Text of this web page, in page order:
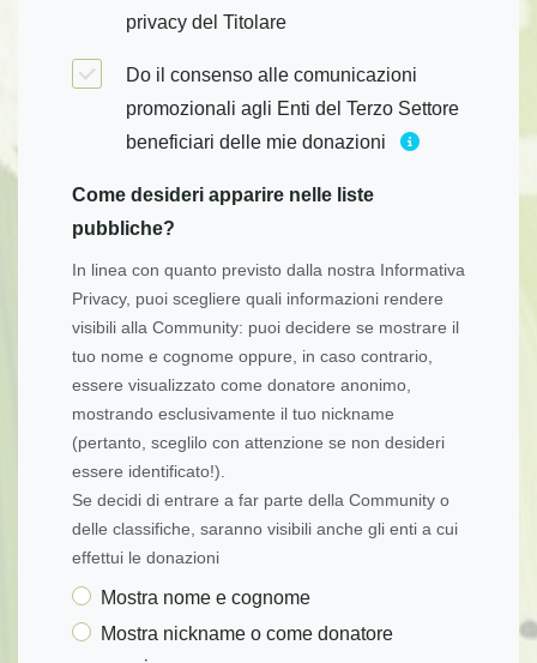
privacy del Titolare
Do il consenso alle comunicazioni
promozionali agli Enti del Terzo Settore
beneficiari delle mie donazioni
Come desideri apparire nelle liste
pubbliche?
In linea con quanto previsto dalla nostra Informativa
Privacy, puoi scegliere quali informazioni rendere
visibili alla Community: puoi decidere se mostrare il
tuo nome e cognome oppure, in caso contrario,
essere visualizzato come donatore anonimo,
mostrando esclusivamente il tuo nickname
(pertanto, sceglilo con attenzione se non desideri
essere identificato!).
Se decidi di entrare a far parte della Community o
delle classifiche, saranno visibili anche gli enti a cui
effettui le donazioni
Mostra nome e cognome
Mostra nickname o come donatore